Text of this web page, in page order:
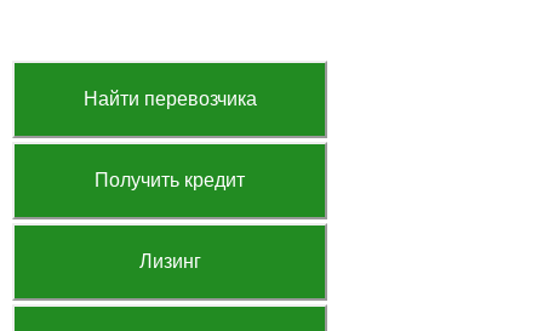
Найти перевозчика
Получить кредит
Лизинг